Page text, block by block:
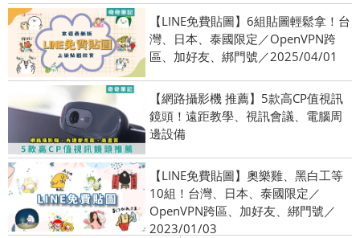
【LINE免費貼圖】6組貼圖輕鬆拿！台
灣、日本、泰國限定／OpenVPN跨
區、加好友、綁門號／2025/04/01
【網路攝影機 推薦】5款高CP值視訊
鏡頭！遠距教學、視訊會議、電腦周
邊設備
【LINE免費貼圖】奧樂雞、黑白工等
10組！台灣、日本、泰國限定／
OpenVPN跨區、加好友、綁門號／
2023/01/03